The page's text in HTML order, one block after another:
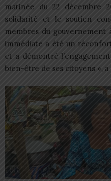
matinée du 22 décembre
solidarité et le soutien
membres du gouvernement
immédiate a été un
et a démontré
bien-être de ses citoyens », a